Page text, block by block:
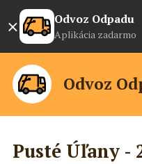
× Odvoz Odpadu
Aplikácia zadarmo
Odvoz
Pusté Úľany -